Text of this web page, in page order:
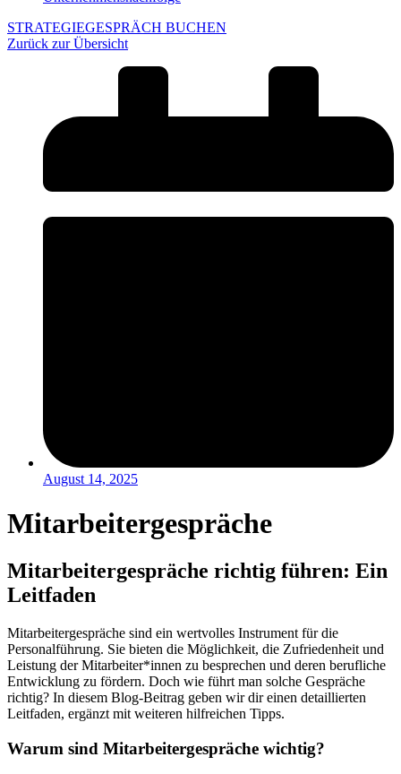
STRATEGIEGESPRÄCH BUCHEN
Zurück zur Übersicht
August 14, 2025
Mitarbeitergespräche
Mitarbeitergespräche richtig führen: Ein
Leitfaden
Mitarbeitergespräche sind ein wertvolles Instrument für die
Personalführung. Sie bieten die Möglichkeit, die Zufriedenheit und
Leistung der Mitarbeiter*innen zu besprechen und deren berufliche
Entwicklung zu fördern. Doch wie führt man solche Gespräche
richtig? In diesem Blog-Beitrag geben wir dir einen detaillierten
Leitfaden, ergänzt mit weiteren hilfreichen Tipps.
Warum sind Mitarbeitergespräche wichtig?